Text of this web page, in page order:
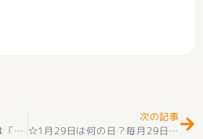
☆1月27日は何の日？｜実は「求婚の日」なんです☺☆
次の記事
☆1月29日は何の日？毎月29日のちょっと身近な記念日☆